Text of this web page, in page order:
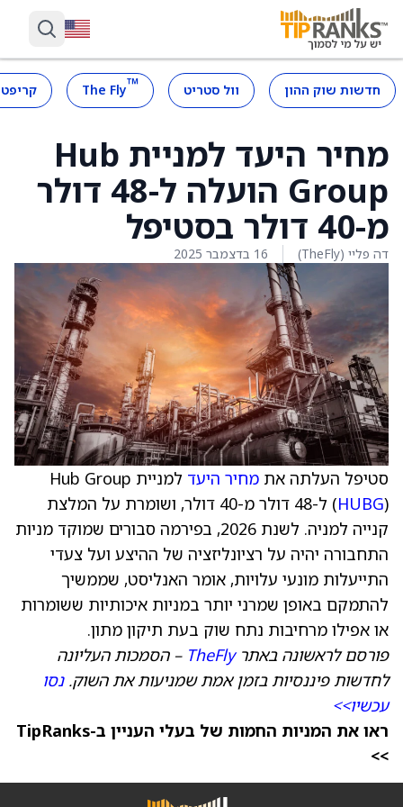
חדשות שוק ההון וול סטריט ™
The Fly
מחיר היעד למניית Hub
Group הועלה ל-48 דולר
מ-40 דולר בסטיפל
דה פליי (TheFly) 16 בדצמבר 2025
סטיפל העלתה את מחיר היעד
למניית Hub Group
(HUBG
) ל-48 דולר מ-40 דולר, ושומרת על המלצת
קנייה למניה. לשנת 2026, בפירמה סבורים שמוקד מניות
התחבורה יהיה על רציונליזציה של ההיצע ועל צעדי
התייעלות מונעי עלויות, אומר האנליסט, שממשיך
להתמקם באופן שמרני יותר במניות איכותיות ששומרות
או אפילו מרחיבות נתח שוק בעת תיקון מתון.
פורסם לראשונה באתרTheFly – הסמכות העליונה
לחדשות פיננסיות בזמן אמת שמניעות את השוק.נסו
עכשיו>>
ראו את המניות החמות של בעלי העניין ב-TipRanks
>>